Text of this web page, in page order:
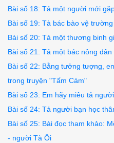
Bài số 18: Tả một người mới
Bài số 19: Tà bác bào vệ trường
Bài số 20: Tả một thương binh
Bài số 21: Tả một bác nông
Bài số 22: Bằng tưởng tượng,
trong truyện "Tấm Cám"
Bài số 23: Em hãy miêu tả
Bài số 24: Tả người bạn học
Bài số 25: Bài đọc tham khảo:
- người Tà Ôi